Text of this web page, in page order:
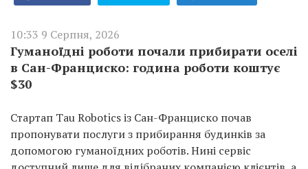
10:33 9 Серпня, 2026
Гуманоїдні роботи почали прибирати оселі
в Сан-Франциско: година роботи коштує
$30
Стартап Tau Robotics із Сан-Франциско почав
пропонувати послуги з прибирання будинків за
допомогою гуманоїдних роботів. Нині сервіс